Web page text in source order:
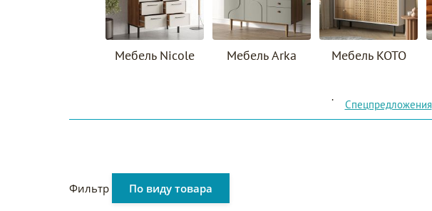
Мебель Nicole Мебель Arka Мебель KOTO
.
Спецпредложения
Фильтр По виду товара